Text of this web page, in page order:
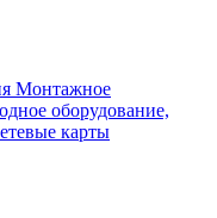
Монтажное
оборудование,
карты